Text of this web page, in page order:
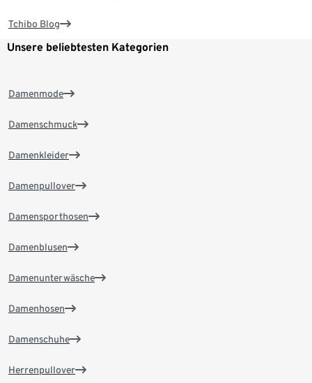
Tchibo Blog
Unsere beliebtesten Kategorien
Damenmode
Damenschmuck
Damenkleider
Damenpullover
Damensporthosen
Damenblusen
Damenunterwäsche
Damenhosen
Damenschuhe
Herrenpullover